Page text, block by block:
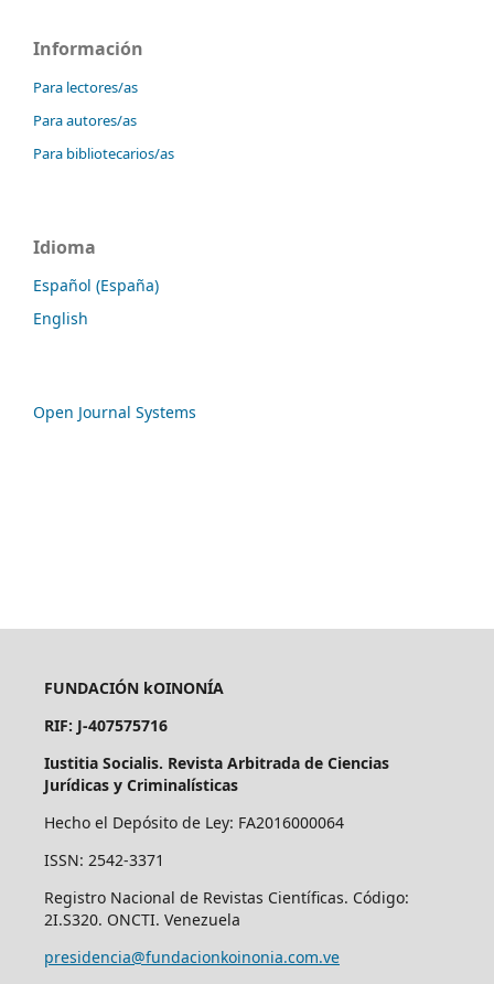
Información
Para lectores/as
Para autores/as
Para bibliotecarios/as
Idioma
Español (España)
English
Open Journal Systems
FUNDACIÓN kOINONÍA
RIF: J-407575716
Iustitia Socialis. Revista Arbitrada de Ciencias
Jurídicas y Criminalísticas
Hecho el Depósito de Ley: FA2016000064
ISSN: 2542-3371
Registro Nacional de Revistas Científicas. Código:
2I.S320. ONCTI. Venezuela
presidencia@fundacionkoinonia.com.ve